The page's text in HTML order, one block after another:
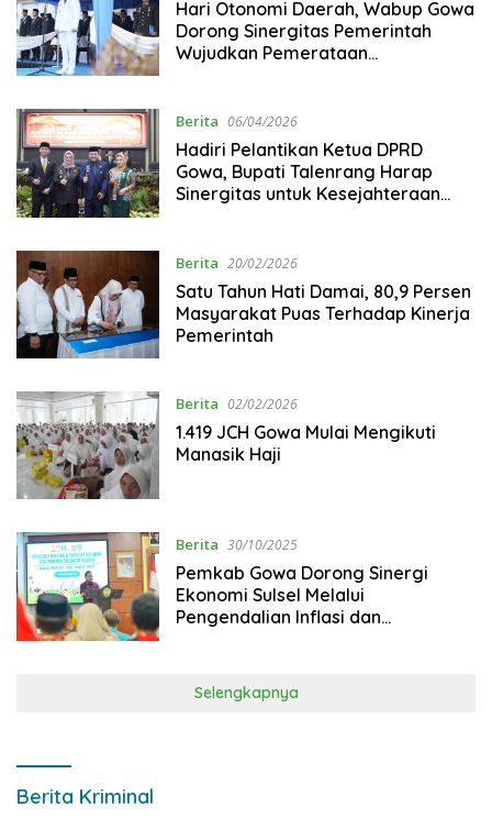
Hari Otonomi Daerah, Wabup Gowa
Dorong Sinergitas Pemerintah
Wujudkan Pemerataan
Berita 06/04/2026
Hadiri Pelantikan Ketua DPRD
Gowa, Bupati Talenrang Harap
Sinergitas untuk Kesejahteraan
Berita 20/02/2026
Satu Tahun Hati Damai, 80,9 Persen
Masyarakat Puas Terhadap Kinerja
Pemerintah
Berita 02/02/2026
1.419 JCH Gowa Mulai Mengikuti
Manasik Haji
Berita 30/10/2025
Pemkab Gowa Dorong Sinergi
Ekonomi Sulsel Melalui
Pengendalian Inflasi dan
Selengkapnya
Berita Kriminal